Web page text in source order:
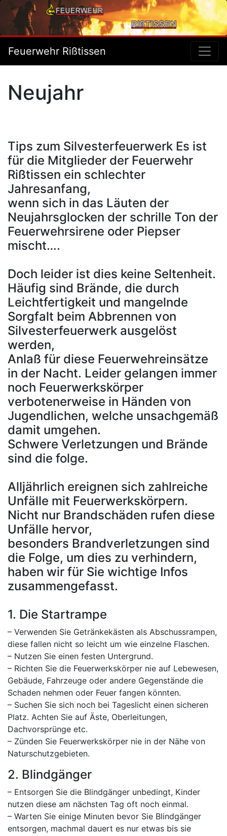
Feuerwehr Rißtissen
Neujahr
Tips zum Silvesterfeuerwerk Es ist
für die Mitglieder der Feuerwehr
Rißtissen ein schlechter
Jahresanfang,
wenn sich in das Läuten der
Neujahrsglocken der schrille Ton der
Feuerwehrsirene oder Piepser
mischt….
Doch leider ist dies keine Seltenheit.
Häufig sind Brände, die durch
Leichtfertigkeit und mangelnde
Sorgfalt beim Abbrennen von
Silvesterfeuerwerk ausgelöst
werden,
Anlaß für diese Feuerwehreinsätze
in der Nacht. Leider gelangen immer
noch Feuerwerkskörper
verbotenerweise in Händen von
Jugendlichen, welche unsachgemäß
damit umgehen.
Schwere Verletzungen und Brände
sind die folge.
Alljährlich ereignen sich zahlreiche
Unfälle mit Feuerwerkskörpern.
Nicht nur Brandschäden rufen diese
Unfälle hervor,
besonders Brandverletzungen sind
die Folge, um dies zu verhindern,
haben wir für Sie wichtige Infos
zusammengefasst.
1. Die Startrampe
– Verwenden Sie Getränkekästen als Abschussrampen,
diese fallen nicht so leicht um wie einzelne Flaschen.
– Nutzen Sie einen festen Untergrund.
– Richten Sie die Feuerwerkskörper nie auf Lebewesen,
Gebäude, Fahrzeuge oder andere Gegenstände die
Schaden nehmen oder Feuer fangen könnten.
– Suchen Sie sich noch bei Tageslicht einen sicheren
Platz. Achten Sie auf Äste, Oberleitungen,
Dachvorsprünge etc.
– Zünden Sie Feuerwerkskörper nie in der Nähe von
Naturschutzgebieten.
2. Blindgänger
– Entsorgen Sie die Blindgänger unbedingt, Kinder
nutzen diese am nächsten Tag oft noch einmal.
– Warten Sie einige Minuten bevor Sie Blindgänger
entsorgen, machmal dauert es nur etwas bis sie